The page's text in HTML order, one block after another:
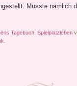
Musste nämlich
Tagebuch, Spielplatzleben